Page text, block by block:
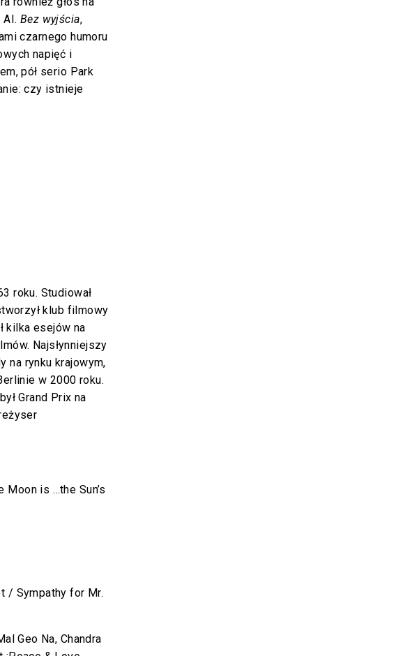
Bez wyjścia,
czarnego humoru
napięć i
pół serio Park
czy istnieje
roku. Studiował
klub filmowy
kilka esejów na
Najsłynniejszy
na rynku krajowym,
w 2000 roku.
Grand Prix na
Moon is …the Sun’s
/ Sympathy for Mr.
Geo Na, Chandra